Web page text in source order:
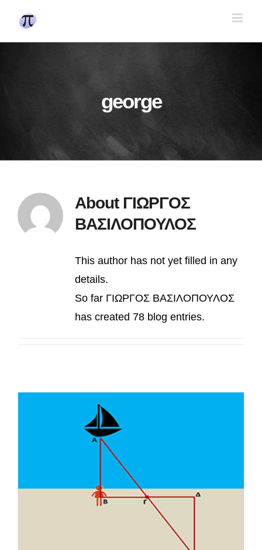
content
george
About ΓΙΩΡΓΟΣ
ΒΑΣΙΛΟΠΟΥΛΟΣ
This author has not yet filled in any
details.
So far ΓΙΩΡΓΟΣ ΒΑΣΙΛΟΠΟΥΛΟΣ
has created 78 blog entries.